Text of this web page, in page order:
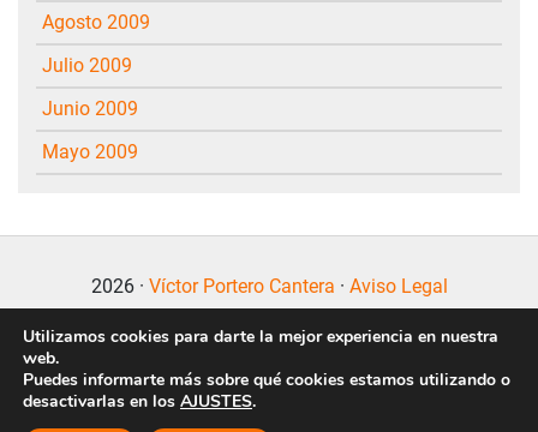
agosto 2009
julio 2009
junio 2009
mayo 2009
2026 · Víctor Portero Cantera · Aviso Legal
Utilizamos cookies para darte la mejor experiencia en nuestra
web.
Puedes informarte más sobre qué cookies estamos utilizando o
desactivarlas en los AJUSTES.